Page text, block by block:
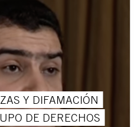
Y DIFAMACIÓN
DE DERECHOS